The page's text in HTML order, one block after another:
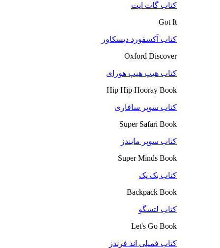
کتاب گات ایت
Got It
کتاب آکسفورد دیسکاور
Oxford Discover
کتاب هیپ هیپ هورای
Hip Hip Hooray Book
کتاب سوپر سافاری
Super Safari Book
کتاب سوپر مایندز
Super Minds Book
کتاب بک پک
Backpack Book
کتاب لتسگو
Let's Go Book
کتاب فمیلی اند فرندز